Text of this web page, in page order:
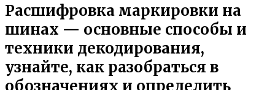
Расшифровка маркировки на
шинах — основные способы и
техники декодирования,
узнайте, как разобраться в
обозначениях и определить